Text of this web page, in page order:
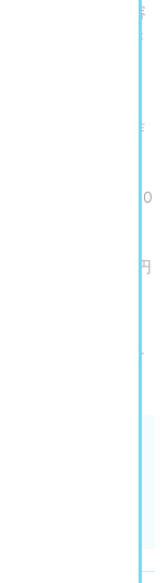
ありようとその受容
ては私たちの生き
※会期中、一部の作
）
休館）※ただし8月10
円／小中生500円
更する場合があり
サイトでご確認く
京ステーションギ